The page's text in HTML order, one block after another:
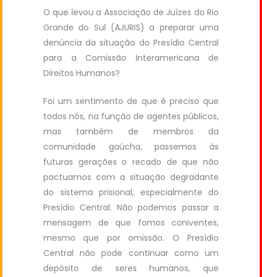
O que levou a Associação de Juízes do Rio
Grande do Sul (AJURIS) a preparar uma
denúncia da situação do Presídio Central
para a Comissão Interamericana de
Direitos Humanos?
Foi um sentimento de que é preciso que
todos nós, na função de agentes públicos,
mas também de membros da
comunidade gaúcha, passemos às
futuras gerações o recado de que não
pactuamos com a situação degradante
do sistema prisional, especialmente do
Presídio Central. Não podemos passar a
mensagem de que fomos coniventes,
mesmo que por omissão. O Presídio
Central não pode continuar como um
depósito de seres humanos, que